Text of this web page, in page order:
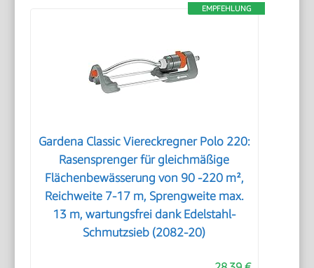
EMPFEHLUNG
Gardena Classic Viereckregner Polo 220:
Rasensprenger für gleichmäßige
Flächenbewässerung von 90 -220 m²,
Reichweite 7-17 m, Sprengweite max.
13 m, wartungsfrei dank Edelstahl-
Schmutzsieb (2082-20)